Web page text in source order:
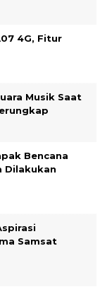
4G, Fitur
Musik Saat
Bencana
Dilakukan
Samsat